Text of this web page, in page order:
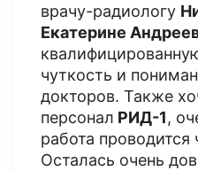
врачу-радиологу
Екатерине
чуткость и
докторов. Также
персонал РИД-1,
работа
Осталась очень